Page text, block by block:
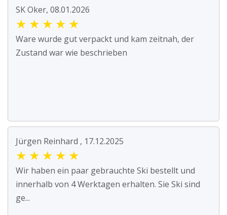
SK Oker, 08.01.2026
★ ★ ★ ★ ★
Ware wurde gut verpackt und kam zeitnah, der
Zustand war wie beschrieben
Jürgen Reinhard , 17.12.2025
★ ★ ★ ★ ★
Wir haben ein paar gebrauchte Ski bestellt und
innerhalb von 4 Werktagen erhalten. Sie Ski sind
ge...